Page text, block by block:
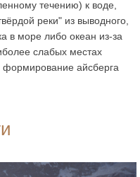
течению) к воде,
реки" из выводного,
в море либо океан из-за
слабых местах
формирование айсберга